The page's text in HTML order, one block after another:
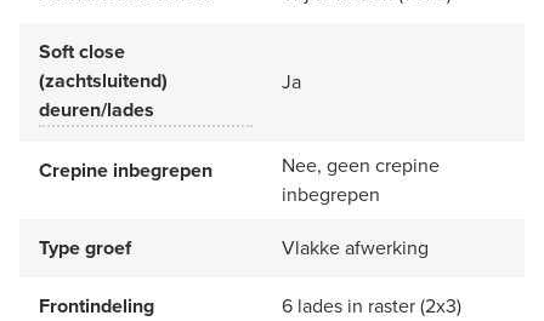
Soft close
(zachtsluitend)
deuren/lades
Ja
Crepine inbegrepen
Nee, geen crepine
inbegrepen
Type groef
Vlakke afwerking
Frontindeling 6 lades in raster (2x3)